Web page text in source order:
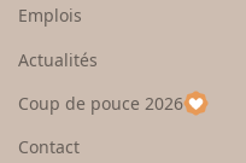
e
u
p
a
Emplois
Actualités
Coup de pouce 2026
Contact